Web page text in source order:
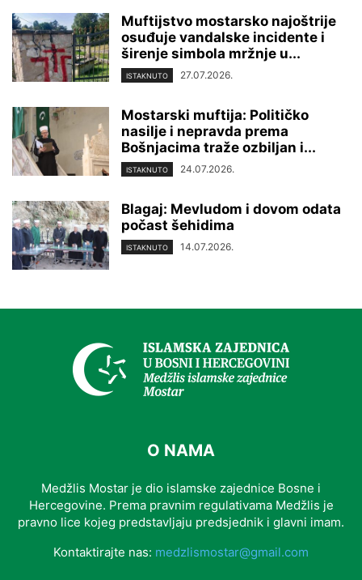
Muftijstvo mostarsko najoštrije
osuđuje vandalske incidente i
širenje simbola mržnje u...
ISTAKNUTO 27.07.2026.
Mostarski muftija: Političko
nasilje i nepravda prema
Bošnjacima traže ozbiljan i...
ISTAKNUTO 24.07.2026.
Blagaj: Mevludom i dovom odata
počast šehidima
ISTAKNUTO 14.07.2026.
O NAMA
Medžlis Mostar je dio islamske zajednice Bosne i
Hercegovine. Prema pravnim regulativama Medžlis je
pravno lice kojeg predstavljaju predsjednik i glavni imam.
Kontaktirajte nas: medzlismostar@gmail.com